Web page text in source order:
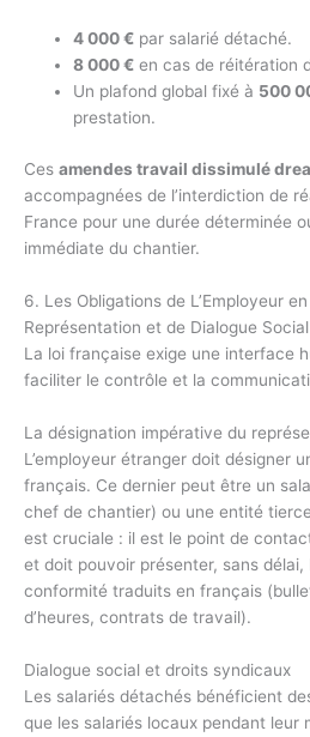
4 000 € par salarié détaché.
8 000 € en cas de réitération
Un plafond global fixé à 500
prestation.
Ces amendes travail dissimulé
accompagnées de l’interdiction de
France pour une durée déterminée
immédiate du chantier.
6. Les Obligations de L’Employeur
Représentation et de Dialogue Social
La loi française exige une interface
faciliter le contrôle et la
La désignation impérative du
L’employeur étranger doit désigner
français. Ce dernier peut être un
chef de chantier) ou une entité
est cruciale : il est le point de
et doit pouvoir présenter, sans délai,
conformité traduits en français
d’heures, contrats de travail).
Dialogue social et droits syndicaux
Les salariés détachés bénéficient
que les salariés locaux pendant leur